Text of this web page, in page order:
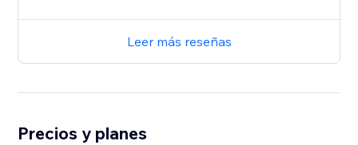
Leer más reseñas
Precios y planes